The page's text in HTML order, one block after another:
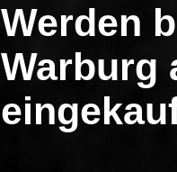
Werden
Warburg